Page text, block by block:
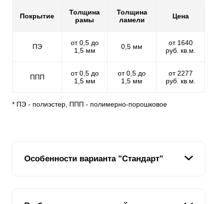
Покрытие
Толщина
рамы
Толщина
ламели
Цена
ПЭ
от 0,5 до
1,5 мм
0,5 мм
от 1640
руб. кв.м.
ППП
от 0,5 до
1,5 мм
от 0,5 до
1,5 мм
от 2277
руб. кв.м.
* ПЭ - полиэстер, ППП - полимерно-порошковое
Особенности варианта "Стандарт"
В линейке заборных конструкций вариант